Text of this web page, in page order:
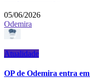
05/06/2026
Odemira
Atualidade
OP de Odemira entra